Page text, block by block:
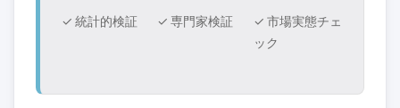
✓ 統計的検証
✓ 専門家検証
✓ 市場実態チェ
ック